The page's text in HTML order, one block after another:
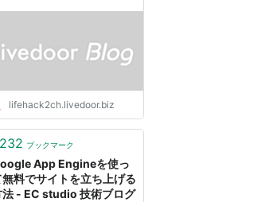
る。
lifehack2ch.livedoor.biz
ブックマーク
App Engineを使っ
無料でサイトを立ち上げる
法 - EC studio 技術ブログ